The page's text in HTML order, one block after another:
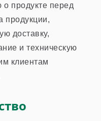
продукте перед
продукции,
доставку,
и техническую
клиентам